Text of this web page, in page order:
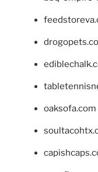
oaksofa.com